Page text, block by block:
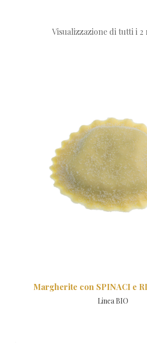
Visualizzazione di tutti i
Margherite con SPINACI e
Linea BIO